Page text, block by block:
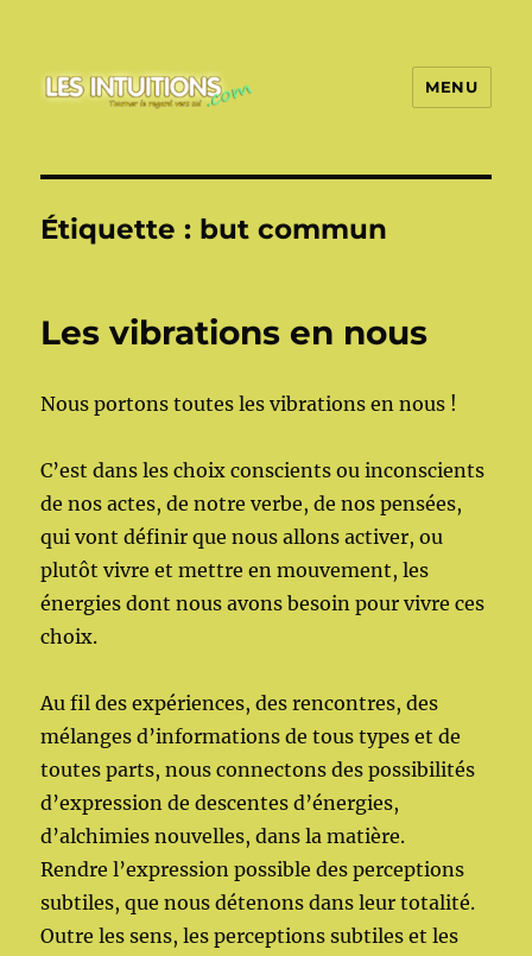
MENU
Étiquette : but commun
Les vibrations en nous
Nous portons toutes les vibrations en nous !
C’est dans les choix conscients ou inconscients
de nos actes, de notre verbe, de nos pensées,
qui vont définir que nous allons activer, ou
plutôt vivre et mettre en mouvement, les
énergies dont nous avons besoin pour vivre ces
choix.
Au fil des expériences, des rencontres, des
mélanges d’informations de tous types et de
toutes parts, nous connectons des possibilités
d’expression de descentes d’énergies,
d’alchimies nouvelles, dans la matière.
Rendre l’expression possible des perceptions
subtiles, que nous détenons dans leur totalité.
Outre les sens, les perceptions subtiles et les